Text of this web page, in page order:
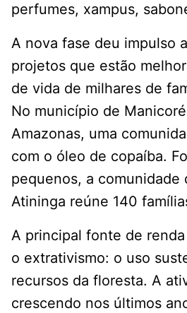
perfumes, xampus,
A nova fase deu impulso
projetos que estão
de vida de milhares de
No município de
Amazonas, uma
com o óleo de copaíba.
pequenos, a comunidade
Atininga reúne 140
A principal fonte de
o extrativismo: o uso
recursos da floresta. A
crescendo nos últimos